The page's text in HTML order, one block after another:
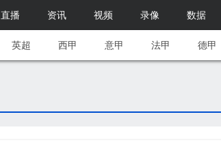
直播 资讯 视频 录像 数据
英超 西甲 意甲 法甲 德甲